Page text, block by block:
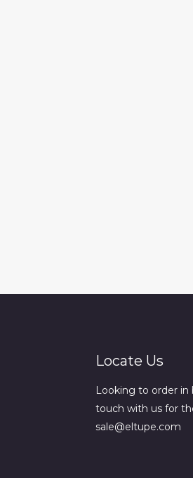
Locate Us
Looking to order in
touch with us for
sale@eltupe.com